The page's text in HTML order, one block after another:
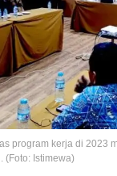
program kerja di 2023
(Foto: Istimewa)